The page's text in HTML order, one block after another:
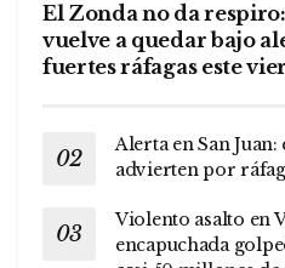
El Zonda no da
vuelve a quedar bajo
fuertes ráfagas este
Alerta en San
advierten por
Violento asalto en
encapuchada